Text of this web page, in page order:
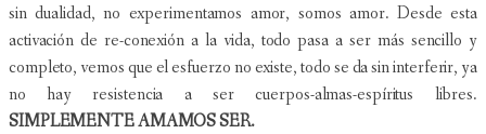
sin dualidad, no experimentamos amor, somos amor. Desde esta
activación de re-conexión a la vida, todo pasa a ser más sencillo y
completo, vemos que el esfuerzo no existe, todo se da sin interferir, ya
no hay resistencia a ser cuerpos-almas-espíritus libres.
SIMPLEMENTE AMAMOS SER.